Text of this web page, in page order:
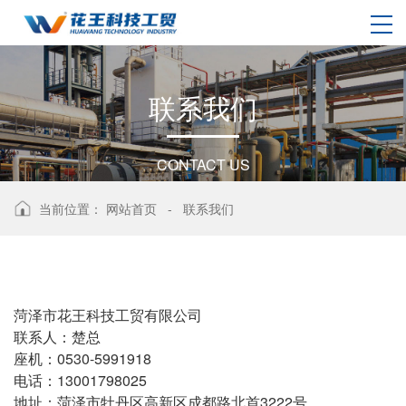
联系我们
CONTACT US
当前位置： 网站首页 - 联系我们
菏泽市花王科技工贸有限公司
联系人：楚总
座机：0530-5991918
电话：13001798025